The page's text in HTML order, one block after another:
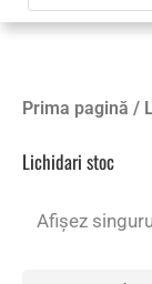
Prima pagină /
Lichidari stoc
Afișez